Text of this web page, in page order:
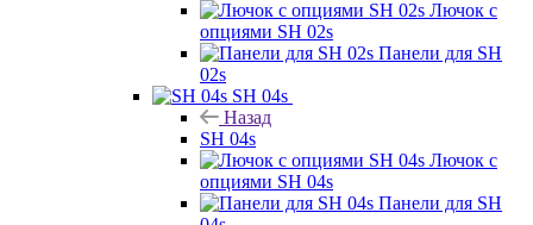
Лючок с
опциями SH 02s
Панели для SH
02s
SH 04s
Назад
SH 04s
Лючок с
опциями SH 04s
Панели для SH